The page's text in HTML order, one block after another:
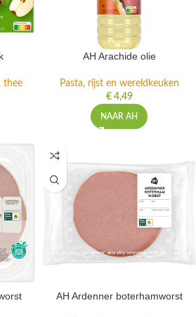
thee
AH Arachide olie
Pasta, rijst en wereldkeuken
€4,49
NAAR AH
AH Ardenner boterhamworst